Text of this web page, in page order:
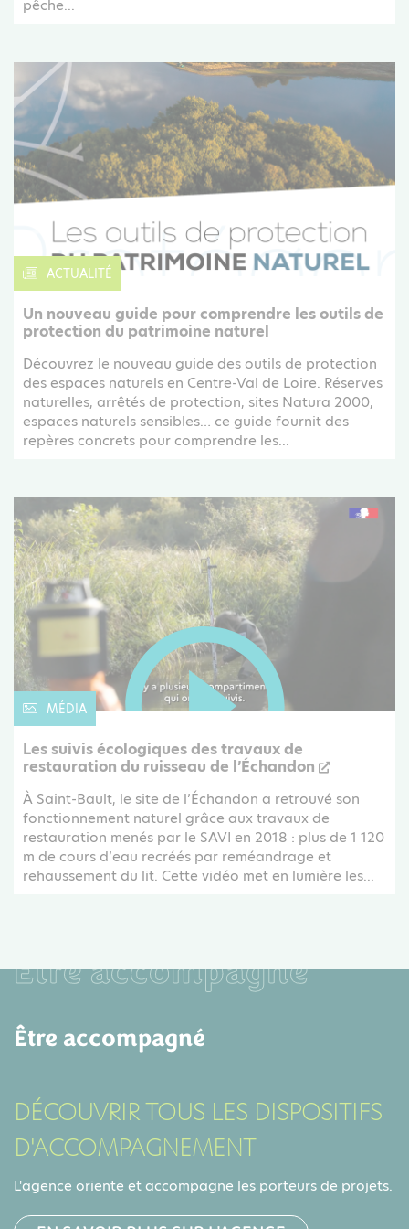
pêche...
ACTUALITÉ
Un nouveau guide pour comprendre les outils de
protection du patrimoine naturel
Découvrez le nouveau guide des outils de protection
des espaces naturels en Centre-Val de Loire. Réserves
naturelles, arrêtés de protection, sites Natura 2000,
espaces naturels sensibles… ce guide fournit des
repères concrets pour comprendre les...
MÉDIA
Les suivis écologiques des travaux de
restauration du ruisseau de l’Échandon
À Saint-Bault, le site de l’Échandon a retrouvé son
fonctionnement naturel grâce aux travaux de
restauration menés par le SAVI en 2018 : plus de 1 120
m de cours d’eau recréés par reméandrage et
rehaussement du lit. Cette vidéo met en lumière les...
Être accompagné
Être accompagné
DÉCOUVRIR TOUS LES DISPOSITIFS
D'ACCOMPAGNEMENT
L'agence oriente et accompagne les porteurs de projets.